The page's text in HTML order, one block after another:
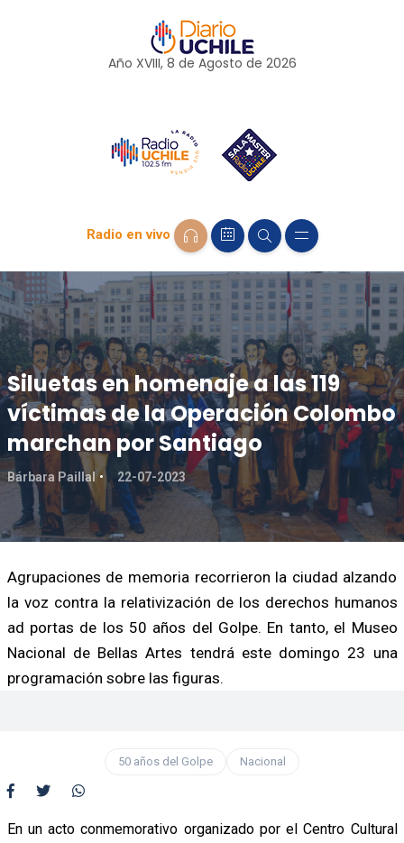
Año XVIII, 8 de Agosto de 2026
Radio en vivo
Siluetas en homenaje a las 119
víctimas de la Operación Colombo
marchan por Santiago
Bárbara Paillal 22-07-2023
Agrupaciones de memoria recorrieron la ciudad alzando
la voz contra la relativización de los derechos humanos
ad portas de los 50 años del Golpe. En tanto, el Museo
Nacional de Bellas Artes tendrá este domingo 23 una
programación sobre las figuras.
50 años del Golpe Nacional
En un acto conmemorativo organizado por el Centro Cultural